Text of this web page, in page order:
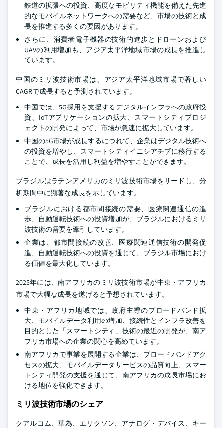
鉄道の拡張への投資、高度なモビリティ機能を備えた先進
的なモバイルネットワークへの需要など、市場の技術と成
長を推進する多くの要因があります。
さらに、消費者電子機器の技術的進歩とドローンおよび
UAVの利用増加も、アジア太平洋地域市場の成長を推進し
ています。
中国のミリ波技術市場は、アジア太平洋地域市場で著しい
CAGRで成長すると予測されています。
中国では、5G採用を支援するデジタルインフラへの政府投
資、IoTアプリケーションの拡大、スマートシティプロジ
ェクトの開発によって、市場が急速に拡大しています。
中国の5G市場が成長するにつれて、企業はデジタル技術へ
の投資を増やし、スマートシティイニシアチブに移行する
ことで、成長を活用し利益を増やすことができます。
ブラジルはラテンアメリカのミリ波技術市場をリードし、分
析期間中に顕著な成長を示しています。
ブラジルにおける都市間接続の需要、医療関連通信の進
歩、自動運転技術への投資増加が、ブラジルにおけるミリ
波技術の需要を牽引しています。
企業は、都市間接続の改善、医療関連通信技術の開発促
進、自動運転技術への投資を通じて、ブラジル市場におけ
る価値を最大化しています。
2025年には、南アフリカのミリ波技術市場が中東・アフリカ
市場で大幅な成長を遂げると予想されています。
中東・アフリカ地域では、政府主導のブロードバンド拡
大、モバイルデータ利用の増加、接続性とインフラ改善を
目的とした「スマートシティ」技術の最近の開発が、南ア
フリカ市場への企業の関心を高めています。
南アフリカで事業を展開する企業は、ブロードバンドアク
セスの拡大、モバイルデータサービスの品質向上、スマー
トシティ開発の支援を通じて、南アフリカの成長市場にお
ける地位を強化できます。
ミリ波技術市場のシェア
クアルコム、華為、エリクソン、アナログ・デバイス、キー